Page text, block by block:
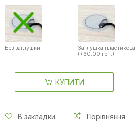
Без заглушки
Заглушка пластикова
(+60.00 грн.)
КУПИТИ
В закладки Порівняння